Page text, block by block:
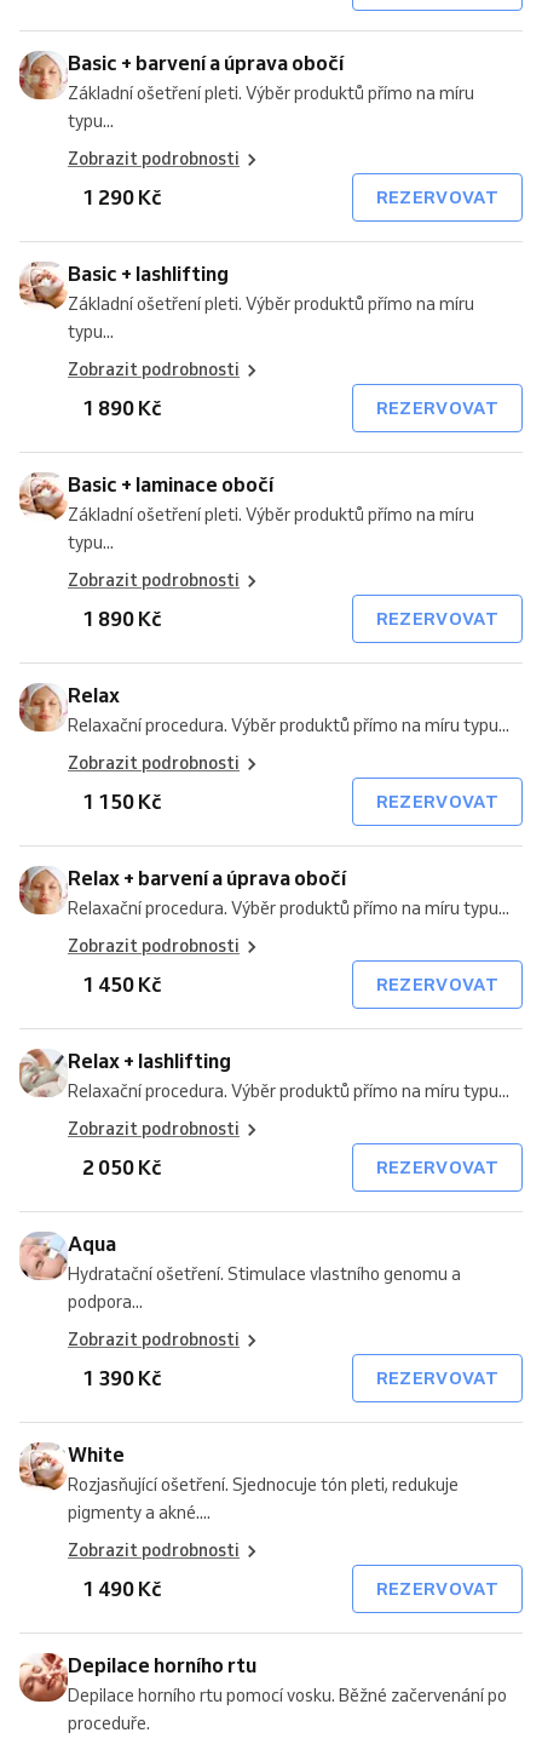
Basic + barvení a úprava obočí
Základní ošetření pleti. Výběr produktů přímo na míru
typu...
Zobrazit podrobnosti
1 290 Kč REZERVOVAT
Basic + lashlifting
Základní ošetření pleti. Výběr produktů přímo na míru
typu...
Zobrazit podrobnosti
1 890 Kč REZERVOVAT
Basic + laminace obočí
Základní ošetření pleti. Výběr produktů přímo na míru
typu...
Zobrazit podrobnosti
1 890 Kč REZERVOVAT
Relax
Relaxační procedura. Výběr produktů přímo na míru typu...
Zobrazit podrobnosti
1 150 Kč REZERVOVAT
Relax + barvení a úprava obočí
Relaxační procedura. Výběr produktů přímo na míru typu...
Zobrazit podrobnosti
1 450 Kč REZERVOVAT
Relax + lashlifting
Relaxační procedura. Výběr produktů přímo na míru typu...
Zobrazit podrobnosti
2 050 Kč REZERVOVAT
Aqua
Hydratační ošetření. Stimulace vlastního genomu a
podpora...
Zobrazit podrobnosti
1 390 Kč REZERVOVAT
White
Rozjasňující ošetření. Sjednocuje tón pleti, redukuje
pigmenty a akné....
Zobrazit podrobnosti
1 490 Kč REZERVOVAT
Depilace horního rtu
Depilace horního rtu pomocí vosku. Běžné začervenání po
proceduře.